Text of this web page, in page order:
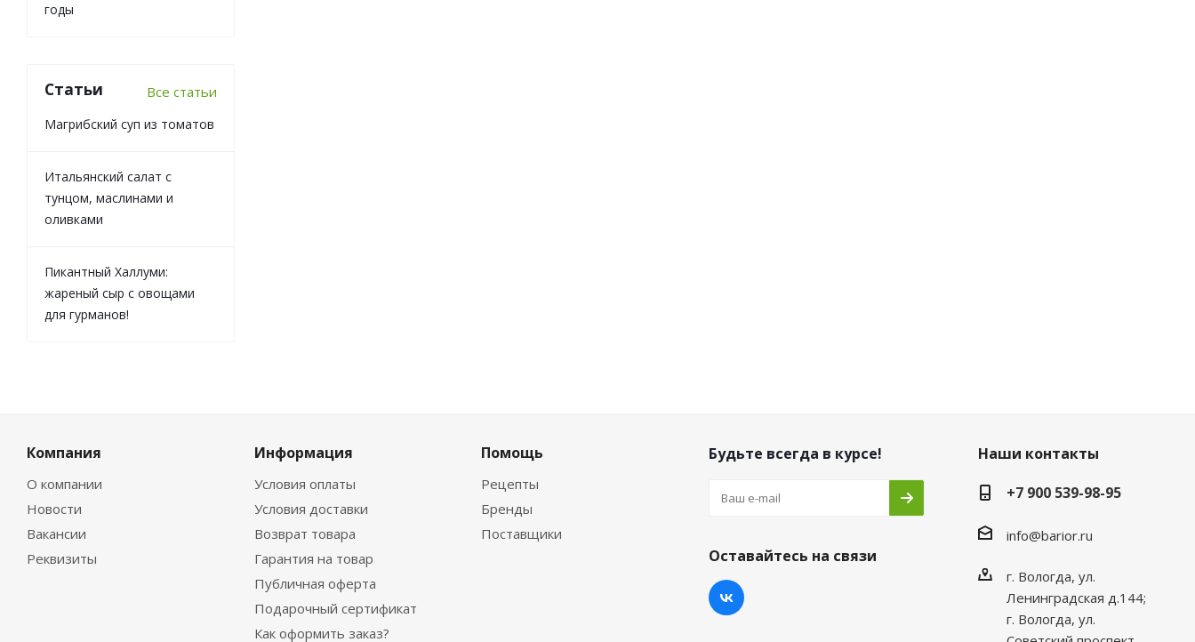
годы
Статьи Все статьи
Магрибский суп из томатов
Итальянский салат с
тунцом, маслинами и
оливками
Пикантный Халлуми:
жареный сыр с овощами
для гурманов!
Компания
О компании
Новости
Вакансии
Реквизиты
Информация
Условия оплаты
Условия доставки
Возврат товара
Гарантия на товар
Публичная оферта
Подарочный сертификат
Как оформить заказ?
Помощь
Рецепты
Бренды
Поставщики
Будьте всегда в курсе!
Оставайтесь на связи
Наши контакты
+7 900 539-98-95
info@barior.ru
г. Вологда, ул.
Ленинградская д.144;
г. Вологда, ул.